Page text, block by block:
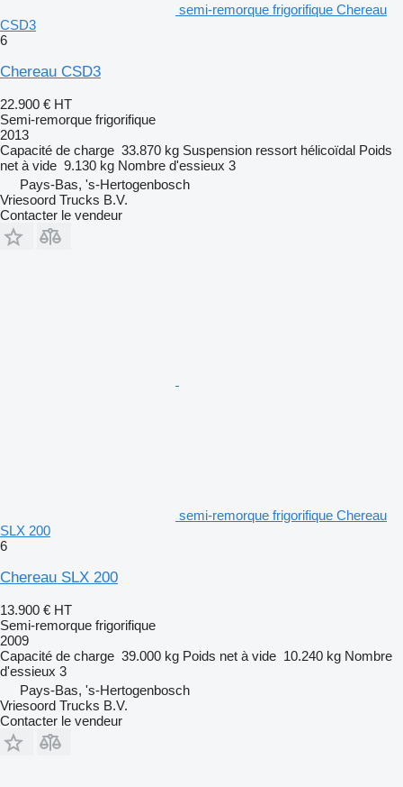
semi-remorque frigorifique Chereau
CSD3
6
Chereau CSD3
22.900 € HT
Semi-remorque frigorifique
2013
Capacité de charge 33.870 kg Suspension ressort hélicoïdal Poids
net à vide 9.130 kg Nombre d'essieux 3
Pays-Bas, 's-Hertogenbosch
Vriesoord Trucks B.V.
Contacter le vendeur
semi-remorque frigorifique Chereau
SLX 200
6
Chereau SLX 200
13.900 € HT
Semi-remorque frigorifique
2009
Capacité de charge 39.000 kg Poids net à vide 10.240 kg Nombre
d'essieux 3
Pays-Bas, 's-Hertogenbosch
Vriesoord Trucks B.V.
Contacter le vendeur